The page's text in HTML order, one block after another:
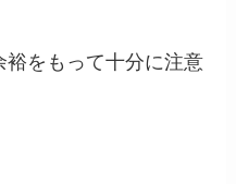
をもって十分に注意